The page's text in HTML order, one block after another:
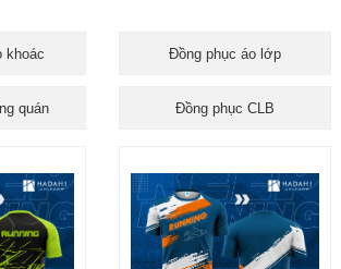
khoác Đồng phục áo lớp
quán Đồng phục CLB